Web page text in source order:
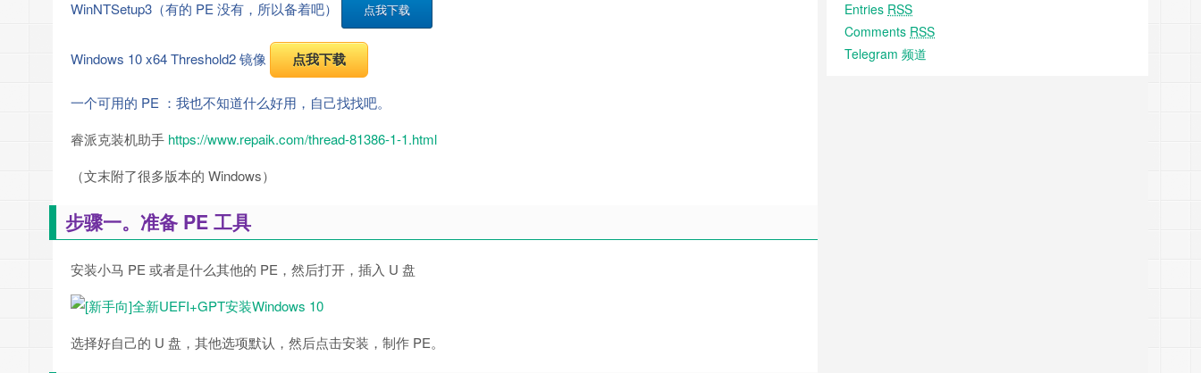
WinNTSetup3（有的 PE 没有，所以备着吧） 点我下载
Windows 10 x64 Threshold2 镜像 点我下载
一个可用的 PE ：我也不知道什么好用，自己找找吧。
睿派克装机助手 https://www.repaik.com/thread-81386-1-1.html
（文末附了很多版本的 Windows）
步骤一。准备 PE 工具
安装小马 PE 或者是什么其他的 PE，然后打开，插入 U 盘
选择好自己的 U 盘，其他选项默认，然后点击安装，制作 PE。
Entries RSS
Comments RSS
Telegram 频道